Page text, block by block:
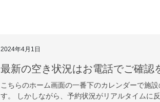
2024年4月1日
最新の空き状況はお電話でご確認
こちらのホーム画面の一番下のカレンダーで施
す。 しかしながら、予約状況がリアルタイムに